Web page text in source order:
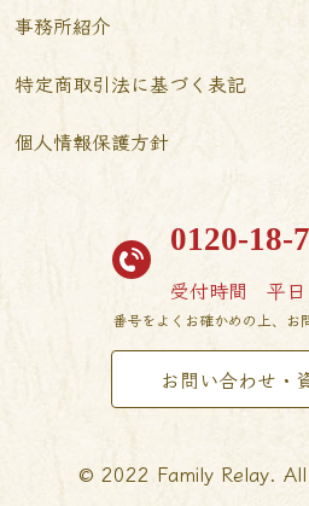
事務所紹介
特定商取引法に基づく表記
個人情報保護方針
0120-18-
受付時間 平
番号をよくお確かめの上、お
お問い合わせ・
© 2022 Family Relay.